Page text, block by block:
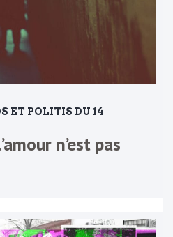
ET POLITIS DU 14
n’est pas